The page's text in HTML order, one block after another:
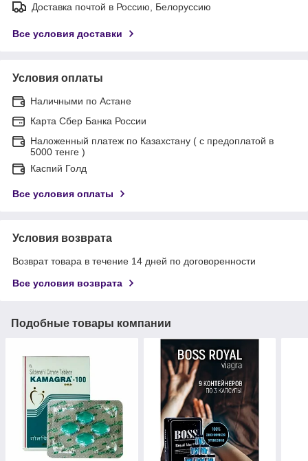
Доставка почтой в Россию, Белоруссию
Все условия доставки
Условия оплаты
Наличными по Астане
Карта Сбер Банка России
Наложенный платеж по Казахстану ( с предоплатой в
5000 тенге )
Каспий Голд
Все условия оплаты
Условия возврата
Возврат товара в течение 14 дней по договоренности
Все условия возврата
Подобные товары компании